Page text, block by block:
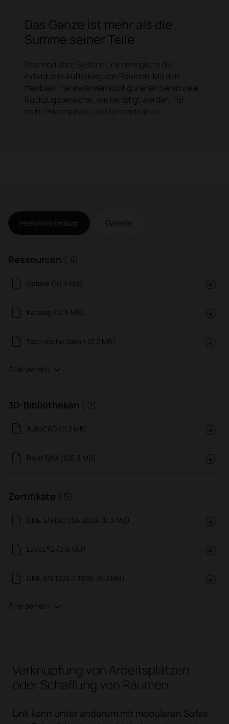
Das Ganze ist mehr als die
Summe seiner Teile
Das modulare System Link ermöglicht die
individuelle Aufteilung von Räumen. Mit den
flexiblen Trennwänden konfigurieren Sie so viele
Rückzugsbereiche, wie benötigt werden: für
mehr Privatsphäre und Konzentration.
Herunterladbar Galerie
Ressourcen ( 4)
Galerie (10.3 MB)
Katalog (12.5 MB)
Technische Daten (2.2 MB)
Alle sehen
3D-Bibliotheken ( 2)
AutoCAD (11.2 MB)
Revit/BIM (106.3 MB)
Zertifikate ( 5)
UNE-EN ISO 354:2004 (0.5 MB)
LEVEL®2 (0.6 MB)
UNE-EN 1023-1:1996 (0.2 MB)
Alle sehen
Verknüpfung von Arbeitsplätzen
oder Schaffung von Räumen
Link kann unter anderem mit modularen Sofas